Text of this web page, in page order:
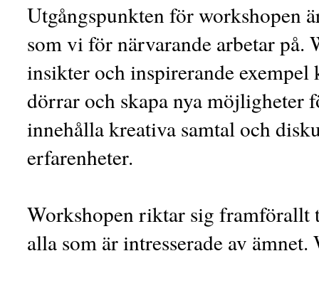
Utgångspunkten för workshopen
som vi för närvarande arbetar
insikter och inspirerande
dörrar och skapa nya möjligheter
innehålla kreativa samtal och
erfarenheter.
Workshopen riktar sig framförallt
alla som är intresserade av